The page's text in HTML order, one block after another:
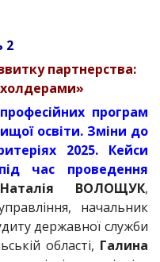
2
партнерства:
програм
освіти. Зміни до
2025. Кейси
час проведення
Наталія ВОЛОЩУК,
начальник
державної служби
області, Галина